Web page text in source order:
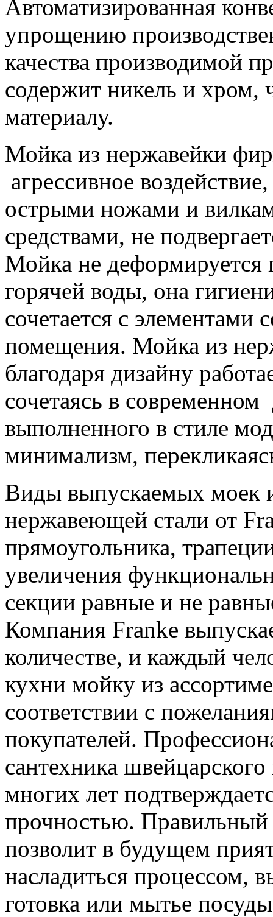
Автоматизированная
упрощению
качества производимой
содержит никель и хром,
материалу.
Мойка из нержавейки
агрессивное
острыми ножами и
средствами, не
Мойка не деформируется
горячей воды, она
сочетается с элементами
помещения. Мойка из
благодаря дизайну
сочетаясь в современном
выполненного в стиле
минимализм,
Виды выпускаемых моек
нержавеющей стали от
прямоугольника,
увеличения
секции равные и не
Компания Franke
количестве, и каждый
кухни мойку из
соответствии с
покупателей.
сантехника
многих лет
прочностью.
позволит в будущем
насладиться процессом,
готовка или мытье